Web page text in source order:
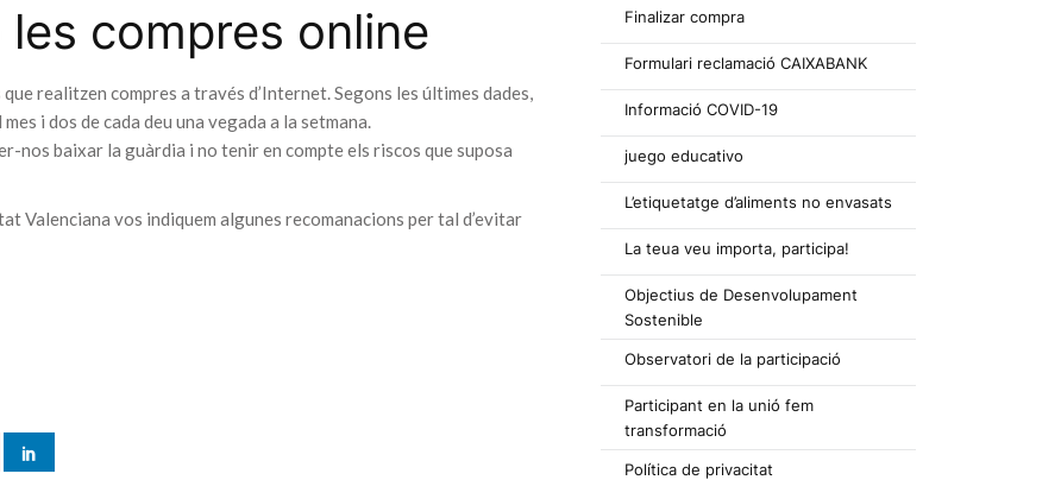
les compres online
realitzen compres a través d’Internet. Segons les últimes dades,
i dos de cada deu una vegada a la setmana.
baixar la guàrdia i no tenir en compte els riscos que suposa
Valenciana vos indiquem algunes recomanacions per tal d’evitar
Finalizar compra
Formulari reclamació CAIXABANK
Informació COVID-19
juego educativo
L’etiquetatge d’aliments no envasats
La teua veu importa, participa!
Objectius de Desenvolupament
Sostenible
Observatori de la participació
Participant en la unió fem
transformació
Política de privacitat